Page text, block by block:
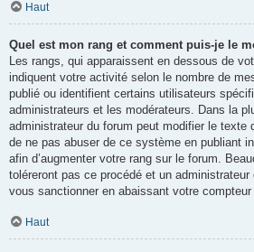
Haut
Quel est mon rang et comment puis-je le
Les rangs, qui apparaissent en dessous de
indiquent votre activité selon le nombre de
publié ou identifient certains utilisateurs
administrateurs et les modérateurs. Dans la
administrateur du forum peut modifier le texte
de ne pas abuser de ce système en publiant
afin d’augmenter votre rang sur le forum.
toléreront pas ce procédé et un administrateur
vous sanctionner en abaissant votre
Haut